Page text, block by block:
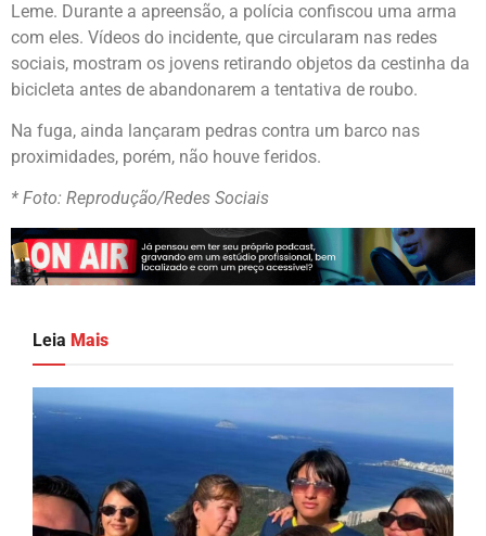
Leme. Durante a apreensão, a polícia confiscou uma arma
com eles. Vídeos do incidente, que circularam nas redes
sociais, mostram os jovens retirando objetos da cestinha da
bicicleta antes de abandonarem a tentativa de roubo.
Na fuga, ainda lançaram pedras contra um barco nas
proximidades, porém, não houve feridos.
* Foto: Reprodução/Redes Sociais
Leia Mais